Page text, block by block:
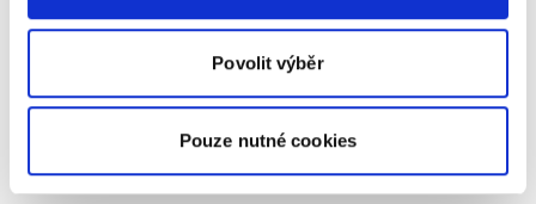
Povolit výběr
Pouze nutné cookies